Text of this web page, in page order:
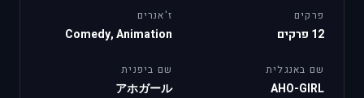
פרקים
12 פרקים
ז'אנרים
Comedy, Animation
שם באנגלית
AHO-GIRL
שם ביפנית
アホガール